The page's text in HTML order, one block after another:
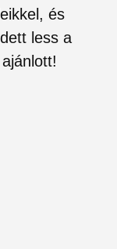
és
less a